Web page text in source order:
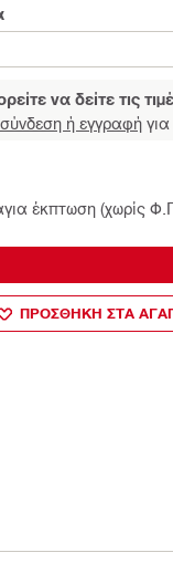
να δείτε τις
ή εγγραφή
έκπτωση (χωρίς
ΠΡΟΣΘΗΚΗ ΣΤΑ